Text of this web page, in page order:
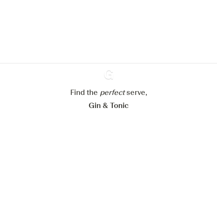
Ginventory
Find the perfectserve,
Gin & Tonic
Paramétrer mes cookies
Refuser tout Accepter tout